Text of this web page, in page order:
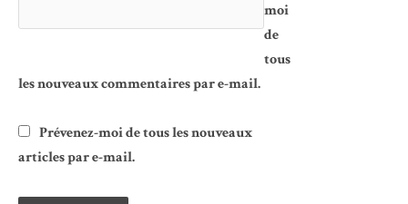
moi
de
tous
les nouveaux commentaires par e-mail.
Prévenez-moi de tous les nouveaux
articles par e-mail.